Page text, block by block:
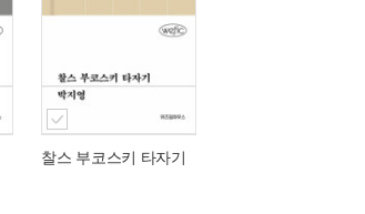
찰스 부코스키 타자기